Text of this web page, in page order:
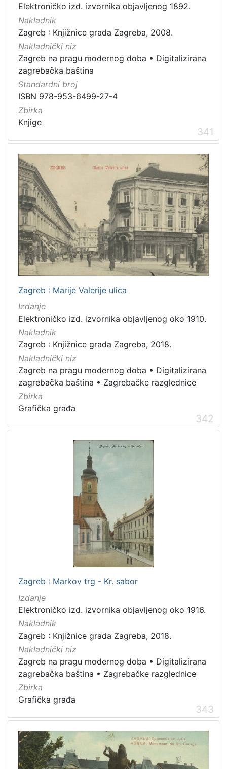
Elektroničko izd. izvornika objavljenog 1892.
Nakladnik
Zagreb : Knjižnice grada Zagreba, 2008.
Nakladnički niz
Zagreb na pragu modernog doba • Digitalizirana
zagrebačka baština
Standardni broj
ISBN 978-953-6499-27-4
Zbirka
Knjige
341
Zagreb : Marije Valerije ulica
Izdanje
Elektroničko izd. izvornika objavljenog oko 1910.
Nakladnik
Zagreb : Knjižnice grada Zagreba, 2018.
Nakladnički niz
Zagreb na pragu modernog doba • Digitalizirana
zagrebačka baština • Zagrebačke razglednice
Zbirka
Grafička građa
342
Zagreb : Markov trg - Kr. sabor
Izdanje
Elektroničko izd. izvornika objavljenog oko 1916.
Nakladnik
Zagreb : Knjižnice grada Zagreba, 2018.
Nakladnički niz
Zagreb na pragu modernog doba • Digitalizirana
zagrebačka baština • Zagrebačke razglednice
Zbirka
Grafička građa
343